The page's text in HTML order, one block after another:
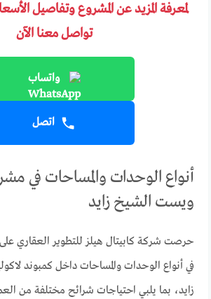
لمعرفة المزيد عن المشروع وتفاصيل
تواصل معنا الآن
واتساب
اتصل
أنواع الوحدات والمساحات في
ويست الشيخ زايد
حرصت شركة كابيتال هيلز للتطوير العقاري
في أنواع الوحدات والمساحات داخل كمبوند
زايد، بما يلبي احتياجات شرائح مختلفة من